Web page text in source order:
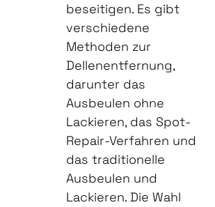
beseitigen. Es gibt
verschiedene
Methoden zur
Dellenentfernung,
darunter das
Ausbeulen ohne
Lackieren, das Spot-
Repair-Verfahren und
das traditionelle
Ausbeulen und
Lackieren. Die Wahl